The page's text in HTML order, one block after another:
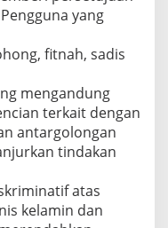
yang
fitnah, sadis
mengandung
terkait dengan
antargolongan
tindakan
atas
kelamin dan